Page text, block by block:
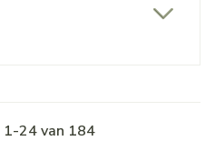
1-24van 184